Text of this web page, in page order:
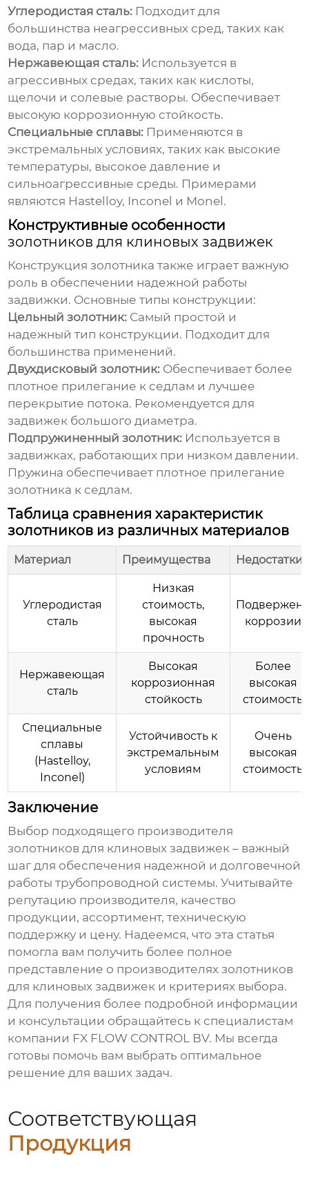
Углеродистая сталь: Подходит для
большинства неагрессивных сред, таких как
вода, пар и масло.
Нержавеющая сталь: Используется в
агрессивных средах, таких как кислоты,
щелочи и солевые растворы. Обеспечивает
высокую коррозионную стойкость.
Специальные сплавы: Применяются в
экстремальных условиях, таких как высокие
температуры, высокое давление и
сильноагрессивные среды. Примерами
являются Hastelloy, Inconel и Monel.
Конструктивные особенности
золотников для клиновых задвижек
Конструкциязолотника также играет важную
роль в обеспечении надежной работы
задвижки. Основные типы конструкции:
Цельный золотник: Самый простой и
надежный тип конструкции. Подходит для
большинства применений.
Двухдисковый золотник: Обеспечивает более
плотное прилегание к седлам и лучшее
перекрытие потока. Рекомендуется для
задвижек большого диаметра.
Подпружиненный золотник: Используется в
задвижках, работающих при низком давлении.
Пружина обеспечивает плотное прилегание
золотника к седлам.
Таблица сравнения характеристик
золотников из различных материалов
Материал Преимущества Недостатки
Углеродистая
сталь
Низкая
стоимость,
высокая
прочность
коррозии
Нержавеющая
сталь
Высокая
коррозионная
стойкость
Более
высокая
стоимость
Специальные
сплавы
(Hastelloy,
Inconel)
Устойчивость к
экстремальным
условиям
Очень
высокая
стоимость
Заключение
Выбор подходящего производителя
золотников для клиновых задвижек – важный
шаг для обеспечения надежной и долговечной
работы трубопроводной системы. Учитывайте
репутацию производителя, качество
продукции, ассортимент, техническую
поддержку и цену. Надеемся, что эта статья
помогла вам получить более полное
представление о производителях золотников
для клиновых задвижек и критериях выбора.
Для получения более подробной информации
и консультации обращайтесь к специалистам
компании FX FLOW CONTROL BV. Мы всегда
готовы помочь вам выбрать оптимальное
решение для ваших задач.
Соответствующая
Продукция